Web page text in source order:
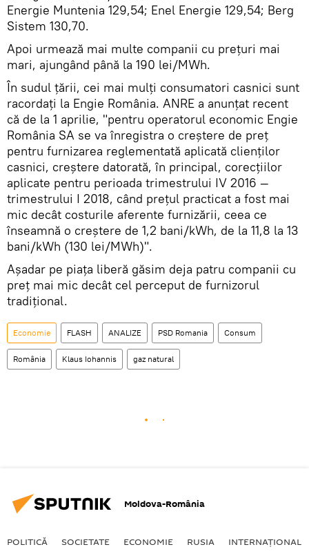
Energie Muntenia 129,54; Enel Energie 129,54; Berg
Sistem 130,70.
Apoi urmează mai multe companii cu prețuri mai
mari, ajungând până la 190 lei/MWh.
În sudul țării, cei mai mulți consumatori casnici sunt
racordați la Engie România. ANRE a anunțat recent
că de la 1 aprilie, "pentru operatorul economic Engie
România SA se va înregistra o creștere de preț
pentru furnizarea reglementată aplicată clienților
casnici, creștere datorată, în principal, corecțiilor
aplicate pentru perioada trimestrului IV 2016 —
trimestrului I 2018, când prețul practicat a fost mai
mic decât costurile aferente furnizării, ceea ce
înseamnă o creștere de 1,2 bani/kWh, de la 11,8 la 13
bani/kWh (130 lei/MWh)".
Așadar pe piața liberă găsim deja patru companii cu
preț mai mic decât cel perceput de furnizorul
tradițional.
Economie FLASH ANALIZE PSD Romania Consum
România Klaus Iohannis gaz natural
Moldova-România
POLITICĂ SOCIETATE ECONOMIE RUSIA INTERNAŢIONAL